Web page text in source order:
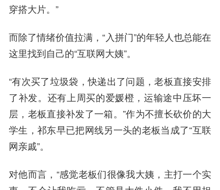
穿搭大片。”
而除了情绪价值拉满，“入拼门”的年轻人也总能在
这里找到自己的“互联网大姨”。
“有次买了垃圾袋，快递出了问题，老板直接安排
了补发。还有上周买的爱媛橙，运输途中压坏一
层，老板直接补发了一箱。”作为不擅长砍价的大
学生，祁东早已把网线另一头的老板当成了“互联
网亲戚”。
对他而言，“感觉老板们很像我大姨，主打一个实